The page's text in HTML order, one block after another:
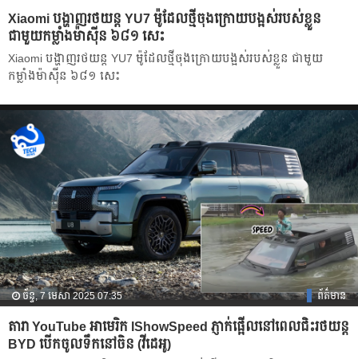
Xiaomi បង្ហាញរថយន្ត YU7 ម៉ូដែលថ្មីចុងក្រោយបង្អស់របស់ខ្លួន
ជាមួយកម្លាំងម៉ាស៊ីន ៦៨១ សេះ
Xiaomi បង្ហាញរថយន្ត YU7 ម៉ូដែលថ្មីចុងក្រោយបង្អស់របស់ខ្លួន ជាមួយ
កម្លាំងម៉ាស៊ីន ៦៨១ សេះ
ច័ន្ទ, 7 មេសា 2025 07:35 ព័ត៌មាន
តារា YouTube អាមេរិក IShowSpeed ភ្ញាក់ផ្អើលនៅពេលជិះរថយន្ត
BYD បើកចូលទឹកនៅចិន (វីដេអូ)